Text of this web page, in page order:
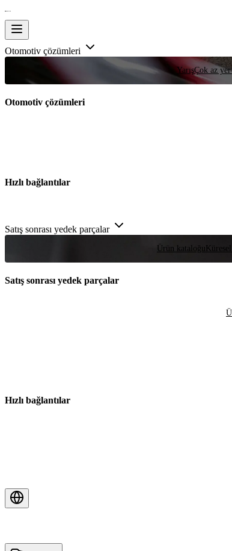
Otomotiv çözümleri
YarışÇok az
Otomotiv çözümleri
Hızlı bağlantılar
Satış sonrası yedek parçalar
Ürün kataloğu
Satış sonrası yedek parçalar
Hızlı bağlantılar